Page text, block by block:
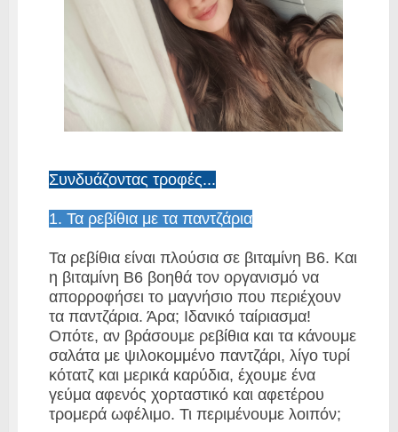
Συνδυάζοντας τροφές...
1. Τα ρεβίθια με τα παντζάρια
Τα ρεβίθια είναι πλούσια σε βιταμίνη Β6. Και
η βιταμίνη Β6 βοηθά τον οργανισμό να
απορροφήσει το μαγνήσιο που περιέχουν
τα παντζάρια. Άρα; Ιδανικό ταίριασμα!
Οπότε, αν βράσουμε ρεβίθια και τα κάνουμε
σαλάτα με ψιλοκομμένο παντζάρι, λίγο τυρί
κότατζ και μερικά καρύδια, έχουμε ένα
γεύμα αφενός χορταστικό και αφετέρου
τρομερά ωφέλιμο. Τι περιμένουμε λοιπόν;